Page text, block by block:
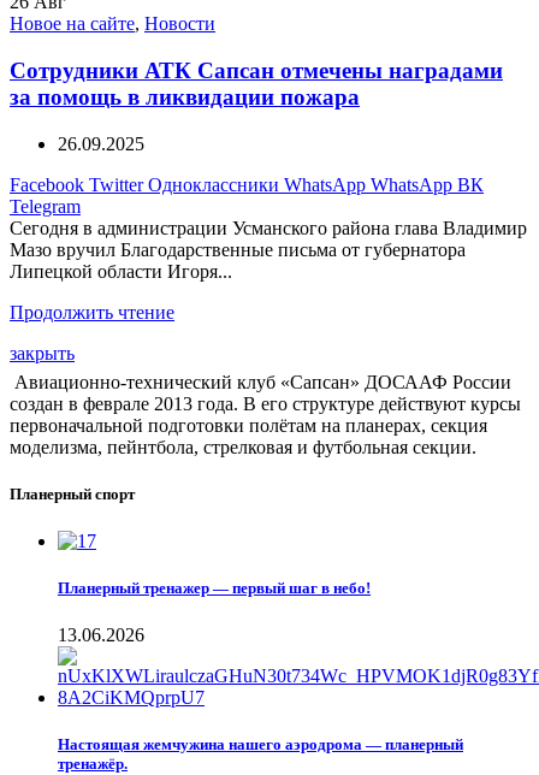
Новое на сайте, Новости
Сотрудники АТК Сапсан отмечены наградами
за помощь в ликвидации пожара
26.09.2025
Facebook Twitter Одноклассники WhatsApp WhatsApp ВК
Telegram
Сегодня в администрации Усманского района глава Владимир
Мазо вручил Благодарственные письма от губернатора
Липецкой области Игоря...
Продолжить чтение
закрыть
Авиационно-технический клуб «Сапсан» ДОСААФ России
создан в феврале 2013 года. В его структуре действуют курсы
первоначальной подготовки полётам на планерах, секция
моделизма, пейнтбола, стрелковая и футбольная секции.
Планерный спорт
Планерный тренажер — первый шаг в небо!
13.06.2026
Настоящая жемчужина нашего аэродрома — планерный
тренажёр.